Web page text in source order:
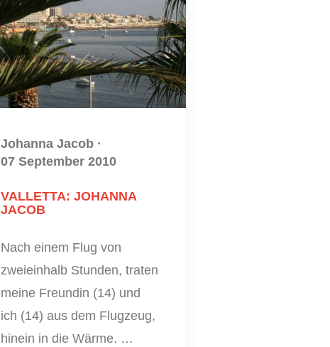
Johanna Jacob ·
07 September 2010
VALLETTA: JOHANNA
JACOB
Nach einem Flug von
zweieinhalb Stunden, traten
meine Freundin (14) und
ich (14) aus dem Flugzeug,
hinein in die Wärme. …